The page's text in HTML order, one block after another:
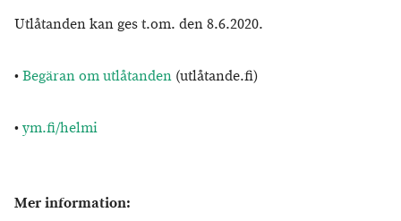
Utlåtanden kan ges t.om. den 8.6.2020.
•Begäran om utlåtanden (utlåtande.fi)
•ym.fi/helmi
Mer information: